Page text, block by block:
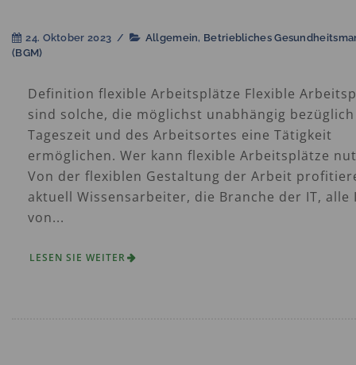
24. Oktober 2023 / Allgemein, Betriebliches
(BGM)
Definition flexible Arbeitsplätze Flexible
sind solche, die möglichst unabhängig
Tageszeit und des Arbeitsortes eine Tätigkeit
ermöglichen. Wer kann flexible Arbeitsplätze
Von der flexiblen Gestaltung der Arbeit
aktuell Wissensarbeiter, die Branche der IT, alle
von...
LESEN SIE WEITER